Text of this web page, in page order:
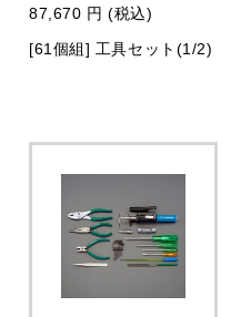
87,670 円 (税込)
[61個組] 工具セット(1/2)